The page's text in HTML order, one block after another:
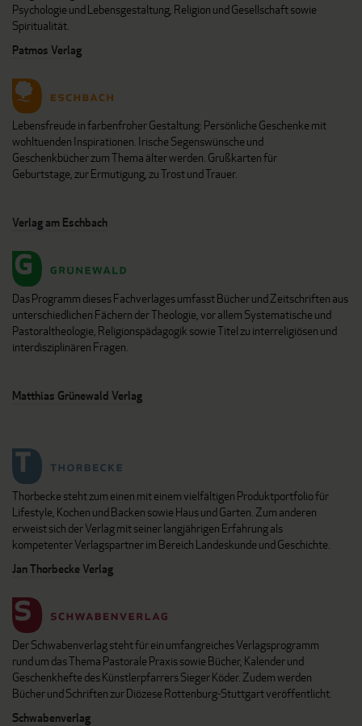
Psychologie und Lebensgestaltung, Religion und Gesellschaft sowie
Spiritualität.
Patmos Verlag
Lebensfreude in farbenfroher Gestaltung: Persönliche Geschenke mit
wohltuenden Inspirationen. Irische Segenswünsche und
Geschenkbücher zum Thema älter werden. Grußkarten für
Geburtstage, zur Ermutigung, zu Trost und Trauer.
Verlag am Eschbach
Das Programm dieses Fachverlages umfasst Bücher und Zeitschriften aus
unterschiedlichen Fächern der Theologie, vor allem Systematische und
Pastoraltheologie, Religionspädagogik sowie Titel zu interreligiösen und
interdisziplinären Fragen.
Matthias Grünewald Verlag
Thorbecke steht zum einen mit einem vielfältigen Produktportfolio für
Lifestyle, Kochen und Backen sowie Haus und Garten. Zum anderen
erweist sich der Verlag mit seiner langjährigen Erfahrung als
kompetenter Verlagspartner im Bereich Landeskunde und Geschichte.
Jan Thorbecke Verlag
Der Schwabenverlag steht für ein umfangreiches Verlagsprogramm
rund um das Thema Pastorale Praxis sowie Bücher, Kalender und
Geschenkhefte des Künstlerpfarrers Sieger Köder. Zudem werden
Bücher und Schriften zur Diözese Rottenburg-Stuttgart veröffentlicht.
Schwabenverlag